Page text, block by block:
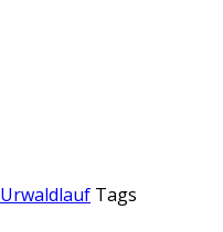
Urwaldlauf Tags